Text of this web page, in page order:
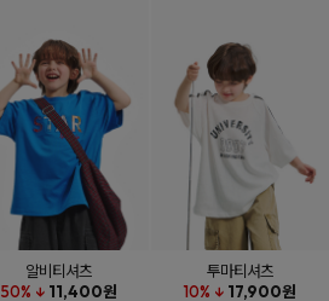
알비티셔츠
50% ↓ 11,400원
투마티셔츠
10% ↓ 17,900원